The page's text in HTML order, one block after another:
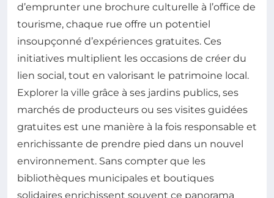
d’emprunter une brochure culturelle à l’office de
tourisme, chaque rue offre un potentiel
insoupçonné d’expériences gratuites. Ces
initiatives multiplient les occasions de créer du
lien social, tout en valorisant le patrimoine local.
Explorer la ville grâce à ses jardins publics, ses
marchés de producteurs ou ses visites guidées
gratuites est une manière à la fois responsable et
enrichissante de prendre pied dans un nouvel
environnement. Sans compter que les
bibliothèques municipales et boutiques
solidaires enrichissent souvent ce panorama